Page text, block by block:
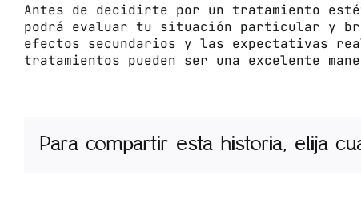
Antes de decidirte por un tratamiento
podrá evaluar tu situación particular y
efectos secundarios y las expectativas
tratamientos pueden ser una excelente
Para compartir esta historia, elija